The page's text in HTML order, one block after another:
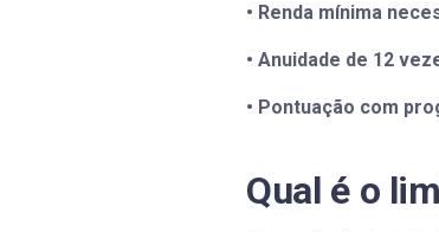
• Renda mínima
• Anuidade de 12
• Pontuação com
Qual é o